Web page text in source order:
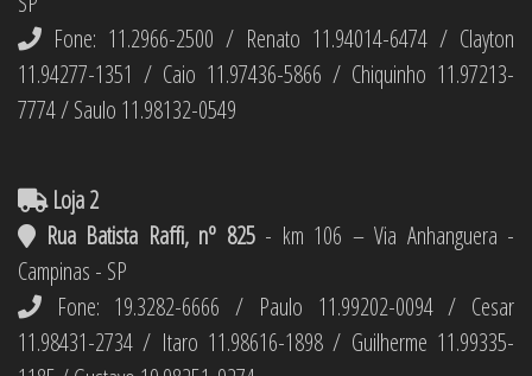
Fone: 11.2966-2500 / Renato 11.94014-6474 / Clayton
11.94277-1351 / Caio 11.97436-5866 / Chiquinho 11.97213-
7774 / Saulo 11.98132-0549
Loja 2
Rua Batista Raffi, nº 825 - km 106 – Via Anhanguera -
Campinas - SP
Fone: 19.3282-6666 / Paulo 11.99202-0094 / Cesar
11.98431-2734 / Itaro 11.98616-1898 / Guilherme 11.99335-